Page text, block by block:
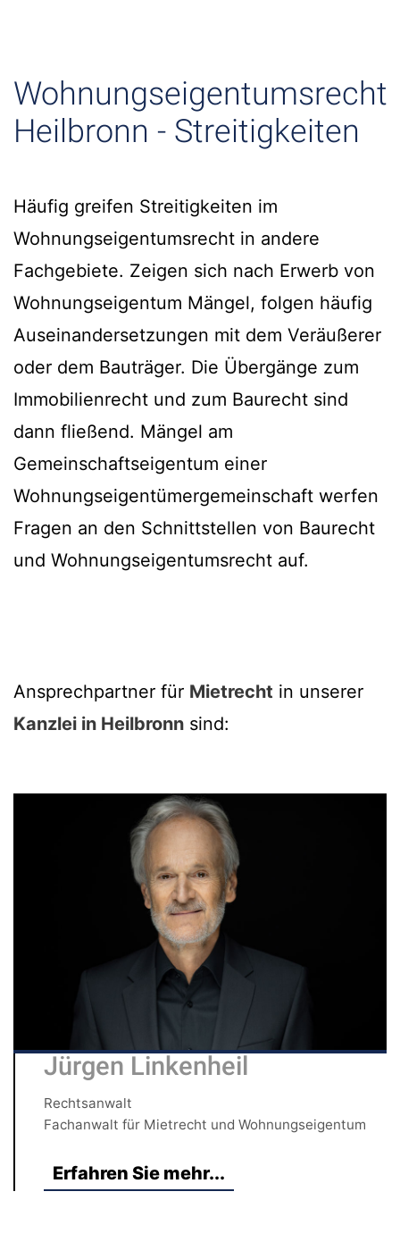
Wohnungseigentumsrecht
Heilbronn - Streitigkeiten
Häufig greifen Streitigkeiten im
Wohnungseigentumsrecht in andere
Fachgebiete. Zeigen sich nach Erwerb von
Wohnungseigentum Mängel, folgen häufig
Auseinandersetzungen mit dem Veräußerer
oder dem Bauträger. Die Übergänge zum
Immobilienrecht und zum Baurecht sind
dann fließend. Mängel am
Gemeinschaftseigentum einer
Wohnungseigentümergemeinschaft werfen
Fragen an den Schnittstellen von Baurecht
und Wohnungseigentumsrecht auf.
Ansprechpartner für Mietrecht in unserer
Kanzlei in Heilbronn sind:
Jürgen Linkenheil
Rechtsanwalt
Fachanwalt für Mietrecht und Wohnungseigentum
Erfahren Sie mehr...